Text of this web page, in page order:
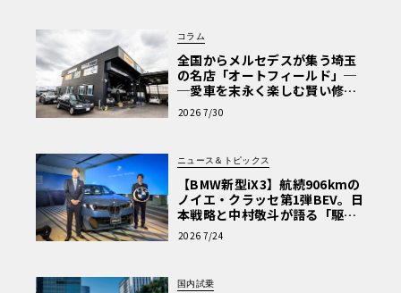
コラム
全国からメルセデスが集う埼玉
の名店「オートフィールド」─
─愛車を末永く楽しむ賢い修理
術と、プロがフックス製オイル
を選ぶ理由〈PR〉
2026 7/30
ニュース＆トピックス
【BMW新型iX3】航続906kmの
ノイエ・クラッセ第1弾BEV。日
本戦略と中村敬斗が語る「駆け
ぬける歓び」
2026 7/24
国内試乗